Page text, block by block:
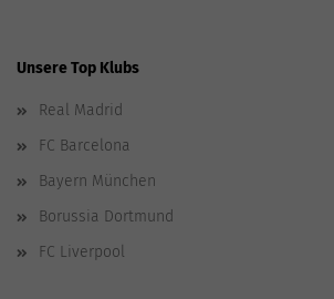
Unsere Top Klubs
Real Madrid
FC Barcelona
Bayern München
Borussia Dortmund
FC Liverpool